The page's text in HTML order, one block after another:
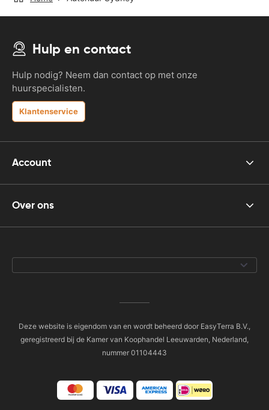
Hulp en contact
Hulp nodig? Neem dan contact op met onze
huurspecialisten.
Klantenservice
Account
Over ons
Deze website is eigendom van en wordt beheerd door EasyTerra B.V.,
geregistreerd bij de Kamer van Koophandel Leeuwarden, Nederland,
nummer 01104443